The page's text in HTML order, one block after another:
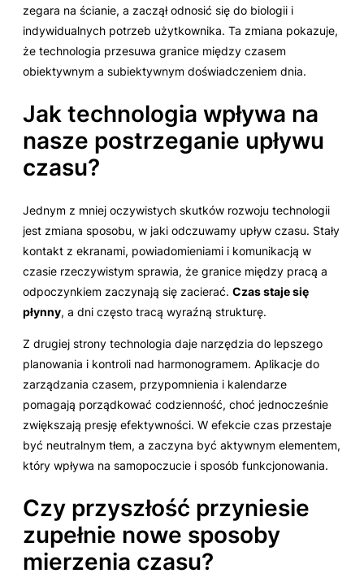
zegara na ścianie, a zaczął odnosić się do biologii i
indywidualnych potrzeb użytkownika. Ta zmiana pokazuje,
że technologia przesuwa granice między czasem
obiektywnym a subiektywnym doświadczeniem dnia.
Jak technologia wpływa na
nasze postrzeganie upływu
czasu?
Jednym z mniej oczywistych skutków rozwoju technologii
jest zmiana sposobu, w jaki odczuwamy upływ czasu. Stały
kontakt z ekranami, powiadomieniami i komunikacją w
czasie rzeczywistym sprawia, że granice między pracą a
odpoczynkiem zaczynają się zacierać. Czas staje się
płynny, a dni często tracą wyraźną strukturę.
Z drugiej strony technologia daje narzędzia do lepszego
planowania i kontroli nad harmonogramem. Aplikacje do
zarządzania czasem, przypomnienia i kalendarze
pomagają porządkować codzienność, choć jednocześnie
zwiększają presję efektywności. W efekcie czas przestaje
być neutralnym tłem, a zaczyna być aktywnym elementem,
który wpływa na samopoczucie i sposób funkcjonowania.
Czy przyszłość przyniesie
zupełnie nowe sposoby
mierzenia czasu?